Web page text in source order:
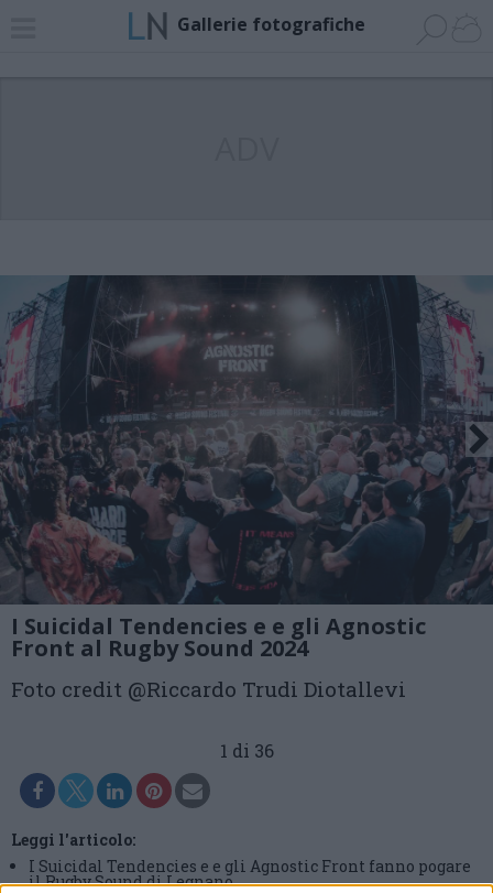
Gallerie fotografiche
I Suicidal Tendencies e e gli Agnostic
Front al Rugby Sound 2024
Foto credit @Riccardo Trudi Diotallevi
1 di 36
Leggi l'articolo:
I Suicidal Tendencies e e gli Agnostic Front fanno pogare
il Rugby Sound di Legnano